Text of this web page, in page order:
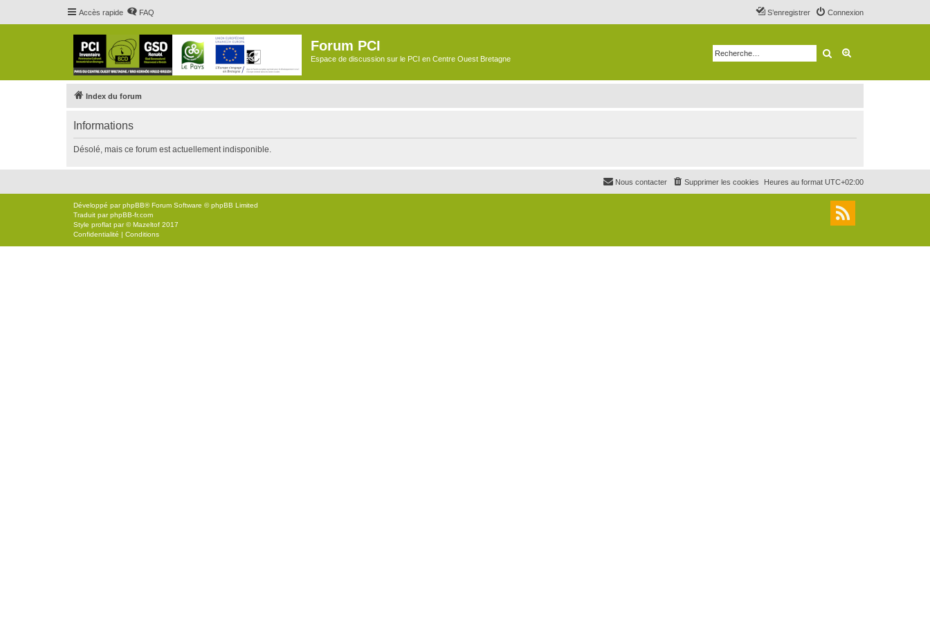
Accès rapide FAQ Connexion
S’enregistrer
Forum PCI
Espace de discussion sur le PCI en Centre Ouest Bretagne Rechercher
Index du forum
Informations
Désolé, mais ce forum est actuellement indisponible.
Heures au format UTC+02:00
Supprimer les cookies
Nous contacter
Développé parphpBB® Forum Software © phpBB Limited
Traduit parphpBB-fr.com
Style proflat par ©Mazeltof 2017
Confidentialité | Conditions